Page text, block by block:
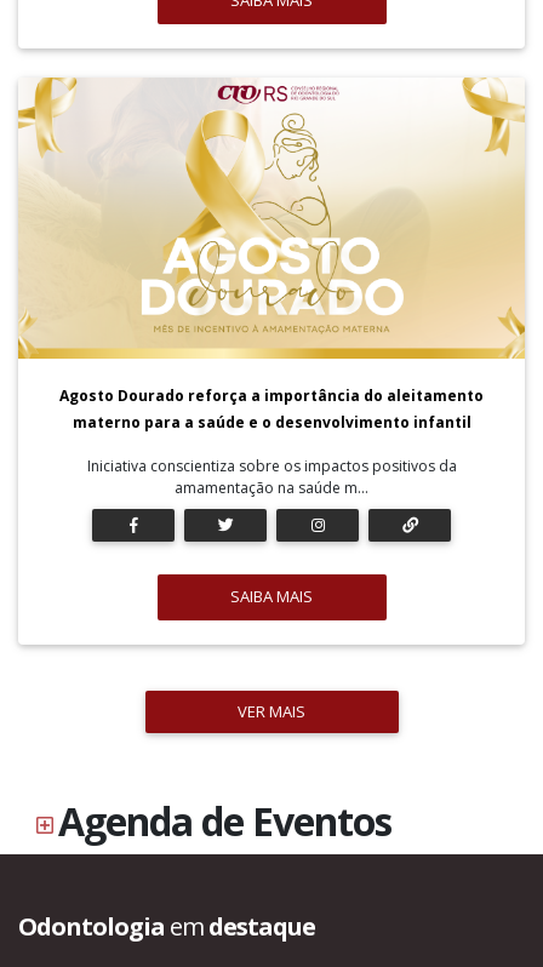
Agosto Dourado reforça a importância do aleitamento
materno para a saúde e o desenvolvimento infantil
Iniciativa conscientiza sobre os impactos positivos da
amamentação na saúde m...
SAIBA MAIS
VER MAIS
Agenda de Eventos
Odontologia emdestaque